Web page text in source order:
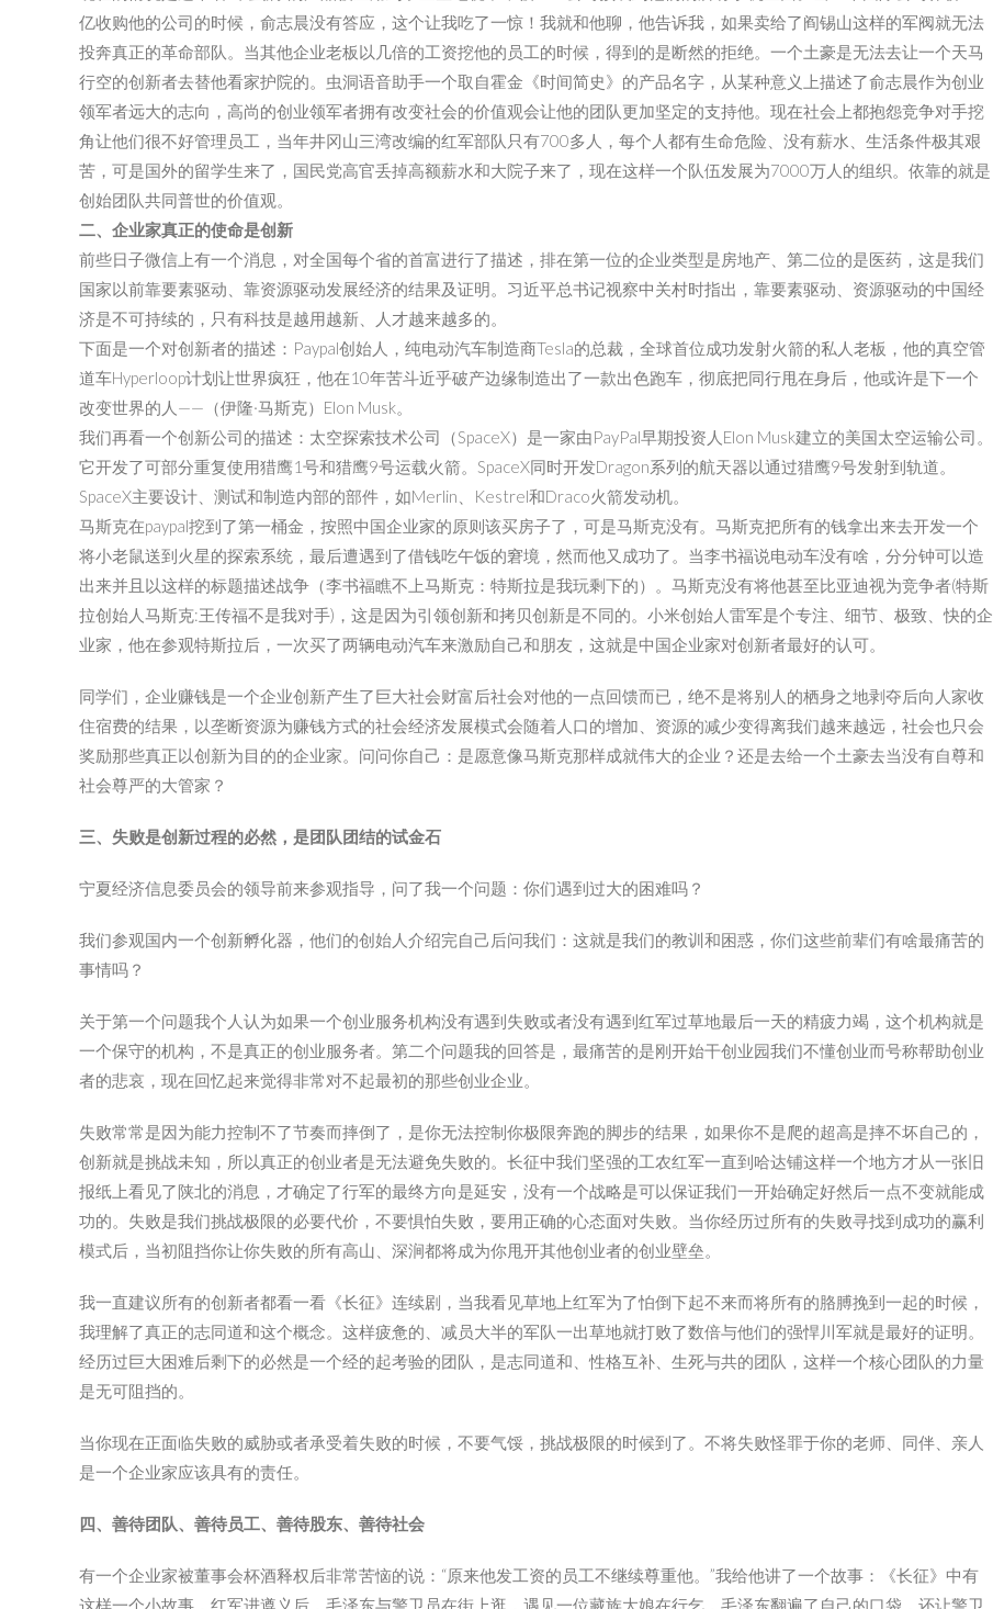
亿收购他的公司的时候，俞志晨没有答应，这个让我吃了一惊！我就和他聊，他告诉我，如果卖给了阎锡山这样的军阀就无法
投奔真正的革命部队。当其他企业老板以几倍的工资挖他的员工的时候，得到的是断然的拒绝。一个土豪是无法去让一个天马
行空的创新者去替他看家护院的。虫洞语音助手一个取自霍金《时间简史》的产品名字，从某种意义上描述了俞志晨作为创业
领军者远大的志向，高尚的创业领军者拥有改变社会的价值观会让他的团队更加坚定的支持他。现在社会上都抱怨竞争对手挖
角让他们很不好管理员工，当年井冈山三湾改编的红军部队只有700多人，每个人都有生命危险、没有薪水、生活条件极其艰
苦，可是国外的留学生来了，国民党高官丢掉高额薪水和大院子来了，现在这样一个队伍发展为7000万人的组织。依靠的就是
创始团队共同普世的价值观。
二、 企业家真正的使命是创新
前些日子微信上有一个消息，对全国每个省的首富进行了描述，排在第一位的企业类型是房地产、第二位的是医药，这是我们
国家以前靠要素驱动、靠资源驱动发展经济的结果及证明。习近平总书记视察中关村时指出，靠要素驱动、资源驱动的中国经
济是不可持续的，只有科技是越用越新、人才越来越多的。
下面是一个对创新者的描述：Paypal创始人，纯电动汽车制造商Tesla的总裁，全球首位成功发射火箭的私人老板，他的真空管
道车Hyperloop计划让世界疯狂，他在10年苦斗近乎破产边缘制造出了一款出色跑车，彻底把同行甩在身后，他或许是下一个
改变世界的人——（伊隆·马斯克）Elon Musk。
我们再看一个创新公司的描述：太空探索技术公司（SpaceX）是一家由PayPal早期投资人Elon Musk建立的美国太空运输公司。
它开发了可部分重复使用猎鹰1号和猎鹰9号运载火箭。SpaceX同时开发Dragon系列的航天器以通过猎鹰9号发射到轨道。
SpaceX主要设计、测试和制造内部的部件，如Merlin、Kestrel和Draco火箭发动机。
马斯克在paypal挖到了第一桶金，按照中国企业家的原则该买房子了，可是马斯克没有。马斯克把所有的钱拿出来去开发一个
将小老鼠送到火星的探索系统，最后遭遇到了借钱吃午饭的窘境，然而他又成功了。当李书福说电动车没有啥，分分钟可以造
出来并且以这样的标题描述战争（李书福瞧不上马斯克：特斯拉是我玩剩下的）。马斯克没有将他甚至比亚迪视为竞争者(特斯
拉创始人马斯克:王传福不是我对手)，这是因为引领创新和拷贝创新是不同的。小米创始人雷军是个专注、细节、极致、快的企
业家，他在参观特斯拉后，一次买了两辆电动汽车来激励自己和朋友，这就是中国企业家对创新者最好的认可。
同学们，企业赚钱是一个企业创新产生了巨大社会财富后社会对他的一点回馈而已，绝不是将别人的栖身之地剥夺后向人家收
住宿费的结果，以垄断资源为赚钱方式的社会经济发展模式会随着人口的增加、资源的减少变得离我们越来越远，社会也只会
奖励那些真正以创新为目的的企业家。问问你自己：是愿意像马斯克那样成就伟大的企业？还是去给一个土豪去当没有自尊和
社会尊严的大管家？
三、 失败是创新过程的必然，是团队团结的试金石
宁夏经济信息委员会的领导前来参观指导，问了我一个问题：你们遇到过大的困难吗？
我们参观国内一个创新孵化器，他们的创始人介绍完自己后问我们：这就是我们的教训和困惑，你们这些前辈们有啥最痛苦的
事情吗？
关于第一个问题我个人认为如果一个创业服务机构没有遇到失败或者没有遇到红军过草地最后一天的精疲力竭，这个机构就是
一个保守的机构，不是真正的创业服务者。第二个问题我的回答是，最痛苦的是刚开始干创业园我们不懂创业而号称帮助创业
者的悲哀，现在回忆起来觉得非常对不起最初的那些创业企业。
失败常常是因为能力控制不了节奏而摔倒了，是你无法控制你极限奔跑的脚步的结果，如果你不是爬的超高是摔不坏自己的，
创新就是挑战未知，所以真正的创业者是无法避免失败的。长征中我们坚强的工农红军一直到哈达铺这样一个地方才从一张旧
报纸上看见了陕北的消息，才确定了行军的最终方向是延安，没有一个战略是可以保证我们一开始确定好然后一点不变就能成
功的。失败是我们挑战极限的必要代价，不要惧怕失败，要用正确的心态面对失败。当你经历过所有的失败寻找到成功的赢利
模式后，当初阻挡你让你失败的所有高山、深涧都将成为你甩开其他创业者的创业壁垒。
我一直建议所有的创新者都看一看《长征》连续剧，当我看见草地上红军为了怕倒下起不来而将所有的胳膊挽到一起的时候，
我理解了真正的志同道和这个概念。这样疲惫的、减员大半的军队一出草地就打败了数倍与他们的强悍川军就是最好的证明。
经历过巨大困难后剩下的必然是一个经的起考验的团队，是志同道和、性格互补、生死与共的团队，这样一个核心团队的力量
是无可阻挡的。
当你现在正面临失败的威胁或者承受着失败的时候，不要气馁，挑战极限的时候到了。不将失败怪罪于你的老师、同伴、亲人
是一个企业家应该具有的责任。
四、 善待团队、善待员工、善待股东、善待社会
有一个企业家被董事会杯酒释权后非常苦恼的说：“原来他发工资的员工不继续尊重他。”我给他讲了一个故事：《长征》中有
这样一个小故事，红军进遵义后，毛泽东与警卫员在街上逛，遇见一位藏族大娘在行乞，毛泽东翻遍了自己的口袋，还让警卫